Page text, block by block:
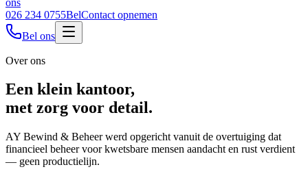
026 234 0755BelContact opnemen
Bel ons
Over ons
Een klein kantoor,
met zorg voor detail.
AY Bewind & Beheer werd opgericht vanuit de overtuiging dat
financieel beheer voor kwetsbare mensen aandacht en rust verdient
— geen productielijn.